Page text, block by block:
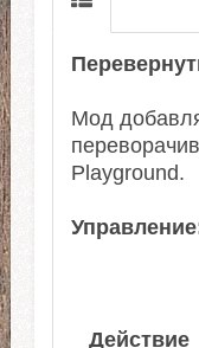
Мод
Playground.
Действие